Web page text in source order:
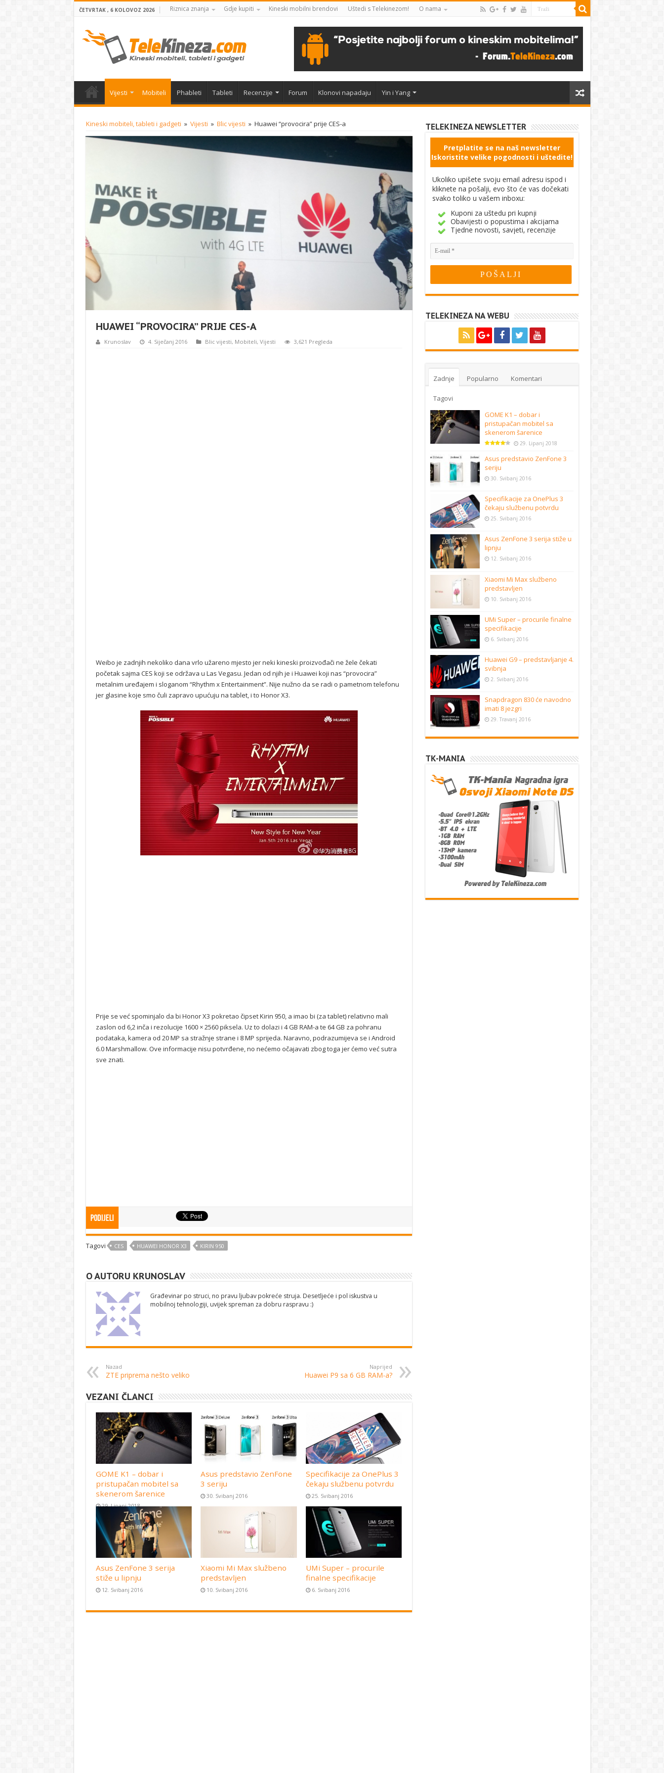
ČETVRTAK , 6 KOLOVOZ 2026 Riznica znanja Gdje kupiti Kineski mobilni brendovi Uštedi s Telekinezom! O nama
Vijesti Mobiteli Phableti Tableti Recenzije Forum Klonovi napadaju Yin i Yang
Kineski mobiteli, tableti i gadgeti » Vijesti » Blic vijesti » Huawei “provocira” prije CES-a
HUAWEI “PROVOCIRA” PRIJE CES-A
Krunoslav 4. Siječanj 2016 Blic vijesti, Mobiteli, Vijesti 3,621 Pregleda
Weibo je zadnjih nekoliko dana vrlo užareno mjesto jer neki kineski proizvođači ne žele čekati
početak sajma CES koji se održava u Las Vegasu. Jedan od njih je i Huawei koji nas “provocira”
metalnim uređajem i sloganom “Rhythm x Entertainment”. Nije nužno da se radi o pametnom telefonu
jer glasine koje smo čuli zapravo upućuju na tablet, i to Honor X3.
Prije se već spominjalo da bi Honor X3 pokretao čipset Kirin 950, a imao bi (za tablet) relativno mali
zaslon od 6,2 inča i rezolucije 1600 × 2560 piksela. Uz to dolazi i 4 GB RAM-a te 64 GB za pohranu
podataka, kamera od 20 MP sa stražnje strane i 8 MP sprijeda. Naravno, podrazumijeva se i Android
6.0 Marshmallow. Ove informacije nisu potvrđene, no nećemo očajavati zbog toga jer ćemo već sutra
sve znati.
Podijeli
Tagovi CES HUAWEI HONOR X3 KIRIN 950
O AUTORU KRUNOSLAV
Građevinar po struci, no pravu ljubav pokreće struja. Desetljeće i pol iskustva u
mobilnoj tehnologiji, uvijek spreman za dobru raspravu :)
Nazad
ZTE priprema nešto veliko
Naprijed
Huawei P9 sa 6 GB RAM-a?
VEZANI ČLANCI
GOME K1 – dobar i
pristupačan mobitel sa
skenerom šarenice
29. Lipanj 2018
Asus predstavio ZenFone
3 seriju
30. Svibanj 2016
Specifikacije za OnePlus 3
čekaju službenu potvrdu
25. Svibanj 2016
Asus ZenFone 3 serija
stiže u lipnju
12. Svibanj 2016
Xiaomi Mi Max službeno
predstavljen
10. Svibanj 2016
UMi Super – procurile
finalne specifikacije
6. Svibanj 2016
TELEKINEZA NEWSLETTER
Pretplatite se na naš newsletter
Iskoristite velike pogodnosti i uštedite!
Ukoliko upišete svoju email adresu ispod i
kliknete na pošalji, evo što će vas dočekati
svako toliko u vašem inboxu:
Kuponi za uštedu pri kupnji
Obavijesti o popustima i akcijama
Tjedne novosti, savjeti, recenzije
TELEKINEZA NA WEBU
Zadnje Popularno Komentari
Tagovi
GOME K1 – dobar i
pristupačan mobitel sa
skenerom šarenice
29. Lipanj 2018
Asus predstavio ZenFone 3
seriju
30. Svibanj 2016
Specifikacije za OnePlus 3
čekaju službenu potvrdu
25. Svibanj 2016
Asus ZenFone 3 serija stiže u
lipnju
12. Svibanj 2016
Xiaomi Mi Max službeno
predstavljen
10. Svibanj 2016
UMi Super – procurile finalne
specifikacije
6. Svibanj 2016
Huawei G9 – predstavljanje 4.
svibnja
2. Svibanj 2016
Snapdragon 830 će navodno
imati 8 jezgri
29. Travanj 2016
TK-MANIA